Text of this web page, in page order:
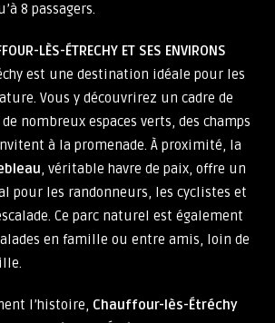
8 passagers.
LÈS-ÉTRECHY ET SES ENVIRONS
est une destination idéale pour les
Vous y découvrirez un cadre de
nombreux espaces verts, des champs
à la promenade. À proximité, la
, véritable havre de paix, offre un
pour les randonneurs, les cyclistes et
Ce parc naturel est également
en famille ou entre amis, loin de
l’histoire, Chauffour-lès-Étréchy